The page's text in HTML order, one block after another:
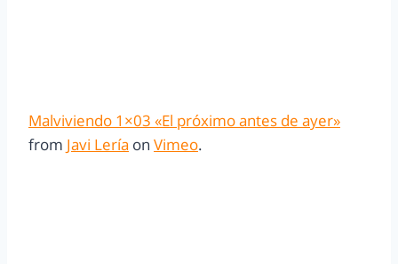
Malviviendo 1×03 «El próximo antes de ayer»
from Javi Lería on Vimeo.